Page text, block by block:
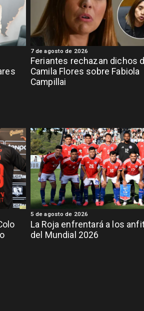
Feriantes rechazan dichos
Camila Flores sobre Fabiola
Campillai
7 de agosto de 2026
La Roja enfrentará a los
del Mundial 2026
5 de agosto de 2026